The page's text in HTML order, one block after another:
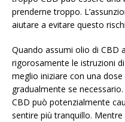
prenderne troppo.
aiutare a evitare questo
Quando assumi olio di CBD
rigorosamente le istruzioni
meglio iniziare con una
gradualmente se
CBD può potenzialmente
sentire più tranquillo.